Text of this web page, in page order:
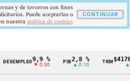
9,9 %
▼ 0.30
PIB2,8 %
▲ 0.10
TRM
▲
y de terceros con fines
Puede aceptarlas o
nuestra politica de cookies
CONTINUAR